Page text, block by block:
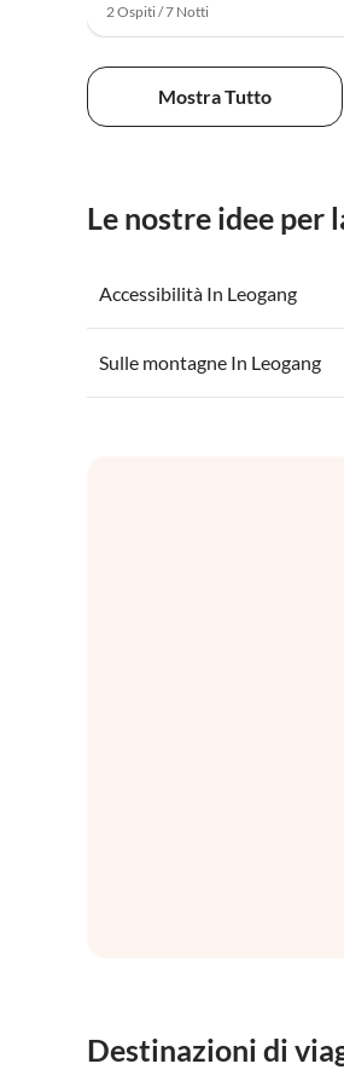
2 Ospiti / 7 Notti
Mostra Tutto
Le nostre idee per
Accessibilità In Leogang
Sulle montagne In Leogang
Destinazioni di